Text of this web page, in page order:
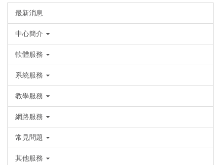
最新消息
中心簡介
軟體服務
系統服務
教學服務
網路服務
常見問題
其他服務